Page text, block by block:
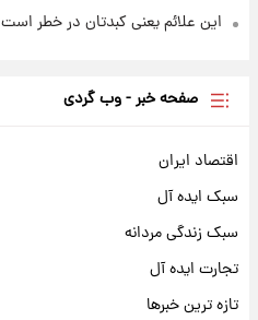
این علائم یعنی کبدتان در خطر است
صفحه خبر - وب گردی
اقتصاد ایران
سبک ایده آل
سبک زندگی مردانه
تجارت ایده آل
تازه ترین خبرها